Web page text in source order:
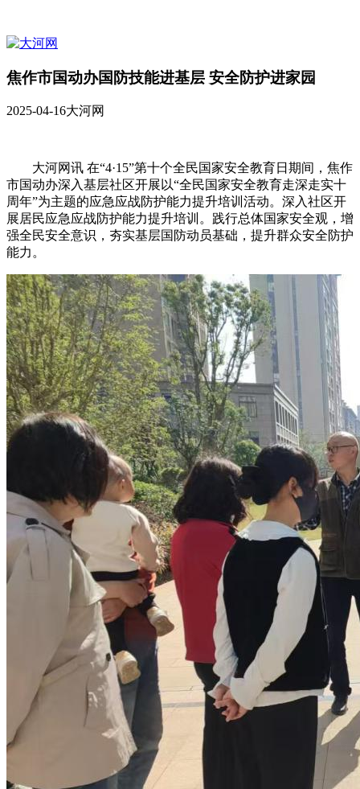
焦作市国动办国防技能进基层 安全防护进家园
2025-04-16大河网
大河网讯 在“4·15”第十个全民国家安全教育日期间，焦作
市国动办深入基层社区开展以“全民国家安全教育走深走实十
周年”为主题的应急应战防护能力提升培训活动。深入社区开
展居民应急应战防护能力提升培训。践行总体国家安全观，增
强全民安全意识，夯实基层国防动员基础，提升群众安全防护
能力。